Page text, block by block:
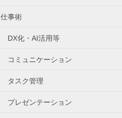
仕事術
DX化・AI活用等
コミュニケーション
タスク管理
プレゼンテーション